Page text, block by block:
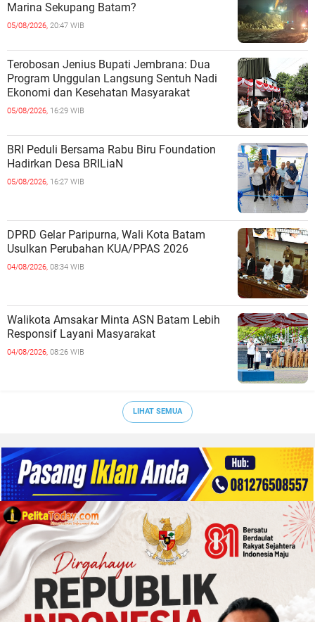
Marina Sekupang Batam?
05/08/2026, 20:47 WIB
Terobosan Jenius Bupati Jembrana: Dua
Program Unggulan Langsung Sentuh Nadi
Ekonomi dan Kesehatan Masyarakat
05/08/2026, 16:29 WIB
BRI Peduli Bersama Rabu Biru Foundation
Hadirkan Desa BRILiaN
05/08/2026, 16:27 WIB
DPRD Gelar Paripurna, Wali Kota Batam
Usulkan Perubahan KUA/PPAS 2026
04/08/2026, 08:34 WIB
Walikota Amsakar Minta ASN Batam Lebih
Responsif Layani Masyarakat
04/08/2026, 08:26 WIB
LIHAT SEMUA